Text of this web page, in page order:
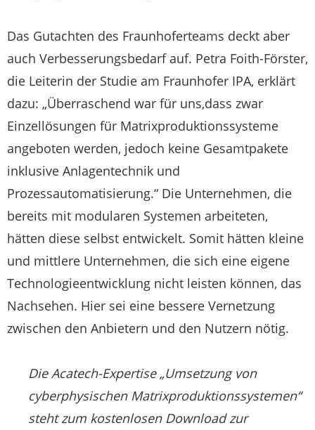
Das Gutachten des Fraunhoferteams deckt aber
auch Verbesserungsbedarf auf. Petra Foith-Förster,
die Leiterin der Studie am Fraunhofer IPA, erklärt
dazu: „Überraschend war für uns,dass zwar
Einzellösungen für Matrixproduktionssysteme
angeboten werden, jedoch keine Gesamtpakete
inklusive Anlagentechnik und
Prozessautomatisierung.“ Die Unternehmen, die
bereits mit modularen Systemen arbeiteten,
hätten diese selbst entwickelt. Somit hätten kleine
und mittlere Unternehmen, die sich eine eigene
Technologieentwicklung nicht leisten können, das
Nachsehen. Hier sei eine bessere Vernetzung
zwischen den Anbietern und den Nutzern nötig.
Die Acatech-Expertise „Umsetzung von
cyberphysischen Matrixproduktionssystemen“
steht zum kostenlosen Download zur